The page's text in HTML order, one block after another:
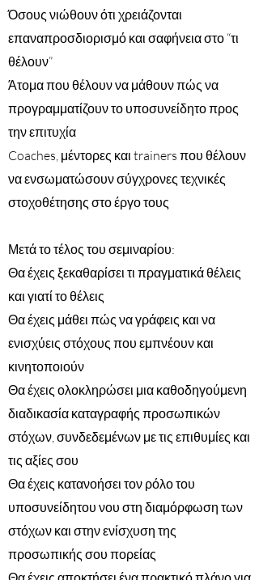
Όσους νιώθουν ότι χρειάζονται
επαναπροσδιορισμό και σαφήνεια στο “τι
θέλουν”
Άτομα που θέλουν να μάθουν πώς να
προγραμματίζουν το υποσυνείδητο προς
την επιτυχία
Coaches, μέντορες και trainers που θέλουν
να ενσωματώσουν σύγχρονες τεχνικές
στοχοθέτησης στο έργο τους
Μετά το τέλος του σεμιναρίου:
Θα έχεις ξεκαθαρίσει τι πραγματικά θέλεις
και γιατί το θέλεις
Θα έχεις μάθει πώς να γράφεις και να
ενισχύεις στόχους που εμπνέουν και
κινητοποιούν
Θα έχεις ολοκληρώσει μια καθοδηγούμενη
διαδικασία καταγραφής προσωπικών
στόχων, συνδεδεμένων με τις επιθυμίες και
τις αξίες σου
Θα έχεις κατανοήσει τον ρόλο του
υποσυνείδητου νου στη διαμόρφωση των
στόχων και στην ενίσχυση της
προσωπικής σου πορείας